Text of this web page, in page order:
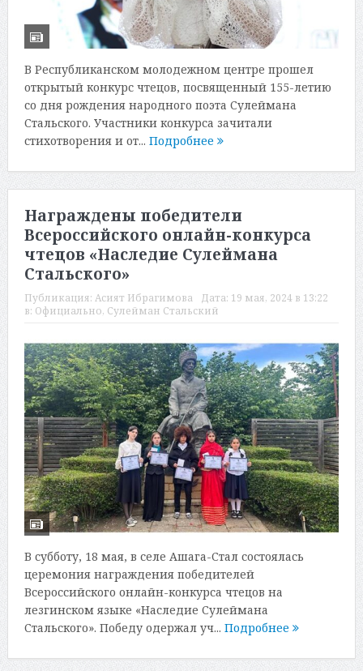
В Республиканском молодежном центре прошел
открытый конкурс чтецов, посвященный 155-летию
со дня рождения народного поэта Сулеймана
Стальского. Участники конкурса зачитали
стихотворения и от... Подробнее
Награждены победители
Всероссийского онлайн-конкурса
чтецов «Наследие Сулеймана
Стальского»
Публикация: Асият Ибрагимова Дата: 19 мая, 2024 в 13:22
в: Официально, Сулейман Стальский
В субботу, 18 мая, в селе Ашага-Стал состоялась
церемония награждения победителей
Всероссийского онлайн-конкурса чтецов на
лезгинском языке «Наследие Сулеймана
Стальского». Победу одержал уч... Подробнее